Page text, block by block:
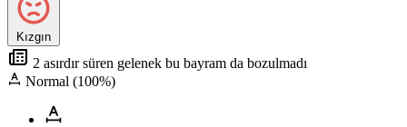
Kızgın
2 asırdır süren gelenek bu bayram da bozulmadı
Normal (100%)